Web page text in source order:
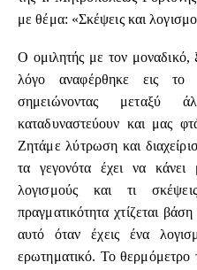
με θέμα: «Σκέψεις και
Ο ομιλητής με τον μοναδικό,
λόγο αναφέρθηκε εις
σημειώνοντας μεταξύ
καταδυναστεύουν και μας
Ζητάμε λύτρωση και
τα γεγονότα έχει να
λογισμούς και τι
πραγματικότητα χτίζεται
αυτό όταν έχεις ένα
ερωτηματικό. Το θερμόμετρο